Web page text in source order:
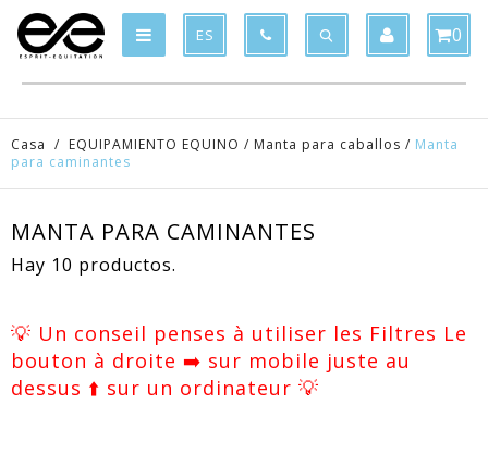
ES 0
Casa / EQUIPAMIENTO EQUINO / Manta para caballos / Manta
para caminantes
MANTA PARA CAMINANTES
Hay 10 productos.
💡 Un conseil penses à utiliser les Filtres Le
bouton à droite ➡️ sur mobile juste au
dessus ⬆️ sur un ordinateur 💡
Product added to the cart x
Product deleted from the cart x